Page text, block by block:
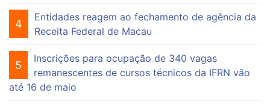
4
Entidades reagem ao fechamento de agência da
Receita Federal de Macau
5
Inscrições para ocupação de 340 vagas
remanescentes de cursos técnicos da IFRN vão
até 16 de maio